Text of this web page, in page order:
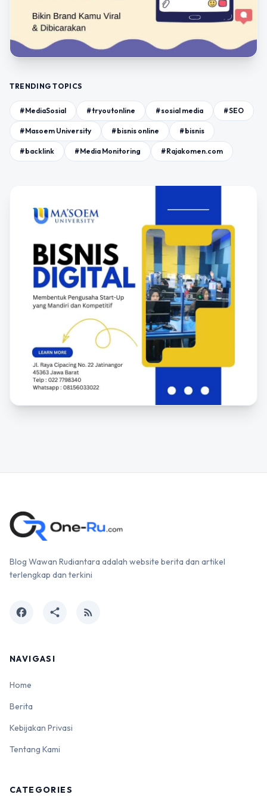
TRENDING TOPICS
#MediaSosial #tryoutonline #sosial media #SEO
#Masoem University #bisnis online #bisnis
#backlink #Media Monitoring #Rajakomen.com
Blog Wawan Rudiantara adalah website berita dan artikel
terlengkap dan terkini
facebook share rss_feed
NAVIGASI
Home
Berita
Kebijakan Privasi
Tentang Kami
CATEGORIES